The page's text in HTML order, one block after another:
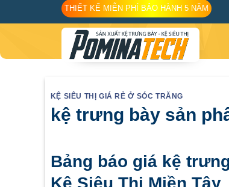
to
THIẾT KẾ MIỄN PHÍ BẢO HÀNH 5 NĂM
KỆ SIÊU THỊ GIÁ RẺ Ở SÓC TRĂNG
kệ trưng bày sản
Bảng báo giá kệ